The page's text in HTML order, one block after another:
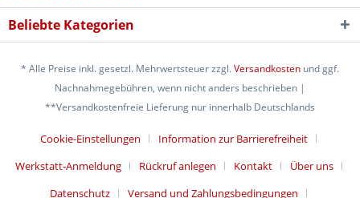
Beliebte Kategorien
* Alle Preise inkl. gesetzl. Mehrwertsteuer zzgl.Versandkosten und ggf.
Nachnahmegebühren, wenn nicht anders beschrieben |
**Versandkostenfreie Lieferung nur innerhalb Deutschlands
Cookie-Einstellungen
Information zur Barrierefreiheit
Werkstatt-Anmeldung
Rückruf anlegen Kontakt
Über uns
Datenschutz
Versand und Zahlungsbedingungen